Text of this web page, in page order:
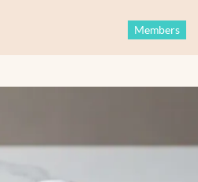
Members